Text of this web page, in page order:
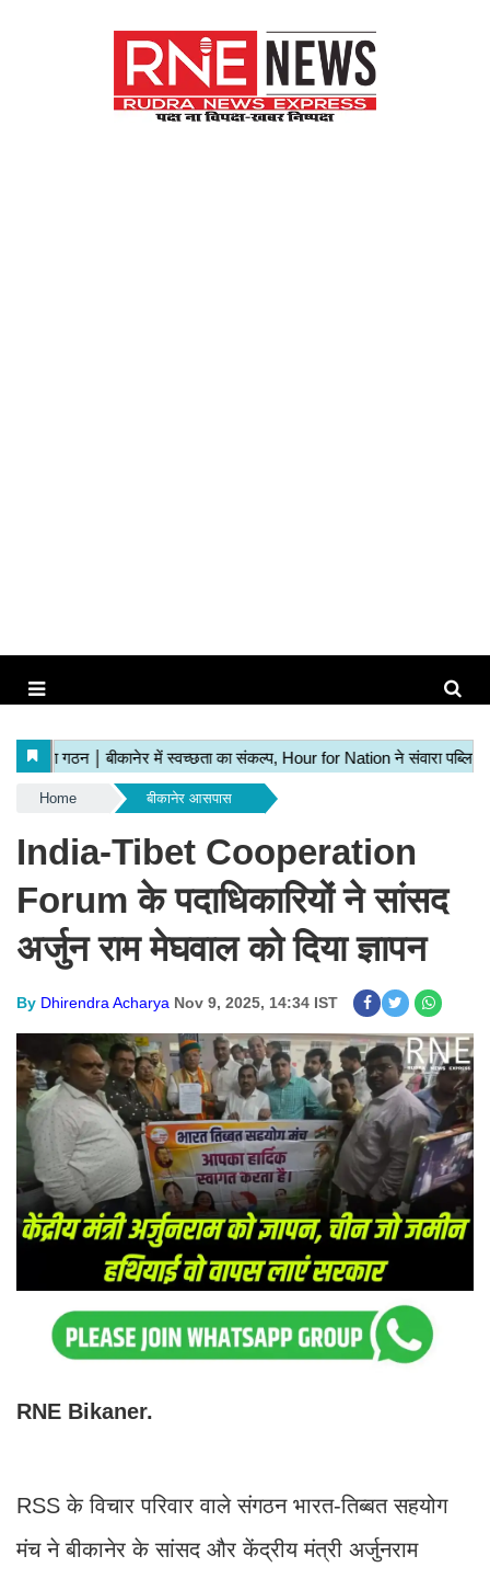
Home बीकानेर आसपास
India-Tibet Cooperation
Forum के पदाधिकारियों ने सांसद
अर्जुन राम मेघवाल को दिया ज्ञापन
By Dhirendra Acharya Nov 9, 2025, 14:34 IST
RNE Bikaner.
RSS के विचार परिवार वाले संगठन भारत-तिब्बत सहयोग
मंच ने बीकानेर के सांसद और केंद्रीय मंत्री अर्जुनराम